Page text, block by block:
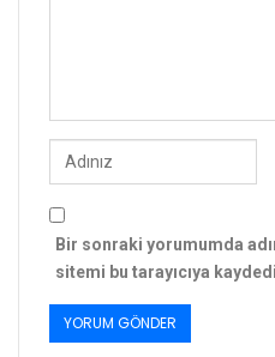
Bir sonraki yorumumda
sitemi bu tarayıcıya